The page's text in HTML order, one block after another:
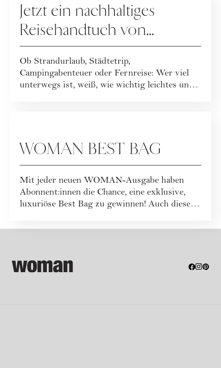
Jetzt ein nachhaltiges
Reisehandtuch von
Buvanha gewinnen
Ob Strandurlaub, Städtetrip,
Campingabenteuer oder Fernreise: Wer viel
unterwegs ist, weiß, wie wichtig leichtes und
WOMAN BEST BAG
Mit jeder neuen WOMAN-Ausgabe haben
Abonnent:innen die Chance, eine exklusive,
luxuriöse Best Bag zu gewinnen! Auch dieses